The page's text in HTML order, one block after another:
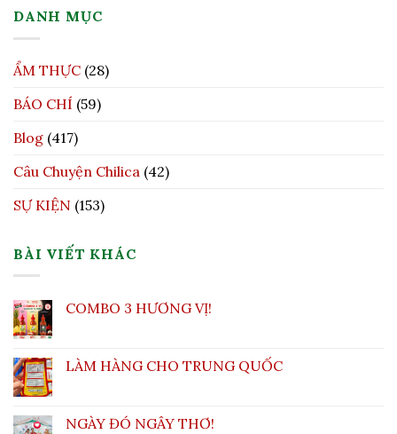
DANH MỤC
ẨM THỰC (28)
BÁO CHÍ (59)
Blog (417)
Câu Chuyện Chilica (42)
SỰ KIỆN (153)
BÀI VIẾT KHÁC
COMBO 3 HƯƠNG VỊ!
LÀM HÀNG CHO TRUNG QUỐC
NGÀY ĐÓ NGÂY THƠ!